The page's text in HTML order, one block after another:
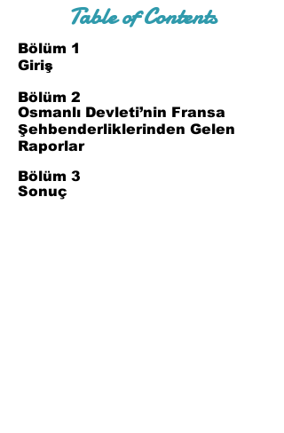
Table of Contents
Bölüm 1
Giriş
Bölüm 2
Osmanlı Devleti’nin Fransa
Şehbenderliklerinden Gelen
Raporlar
Bölüm 3
Sonuç